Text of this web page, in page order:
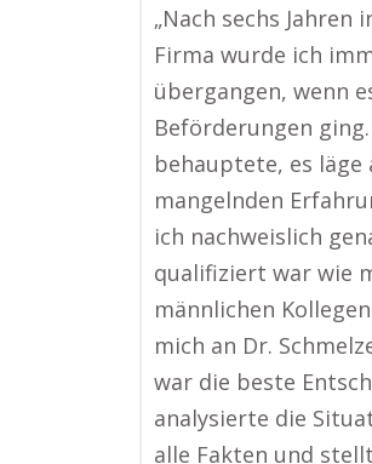
„Nach sechs Jahren
Firma wurde ich
übergangen, wenn
Beförderungen
behauptete, es läge
mangelnden
ich nachweislich
qualifiziert war wie
männlichen
mich an Dr.
war die beste
analysierte die
alle Fakten und